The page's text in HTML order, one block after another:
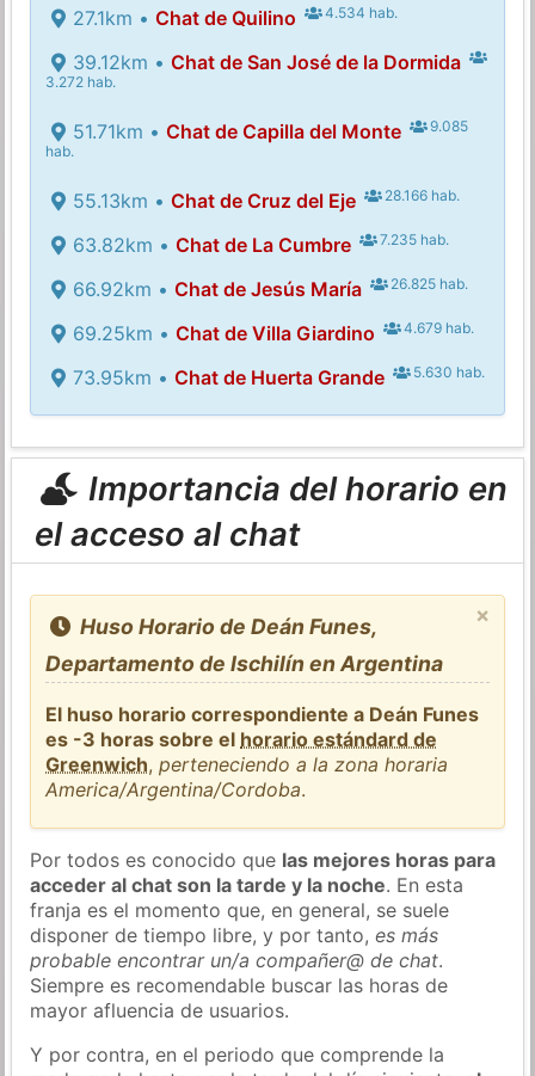
27.1km • Chat de Quilino 4.534 hab.
39.12km • Chat de San José de la Dormida
3.272 hab.
51.71km • Chat de Capilla del Monte
9.085
hab.
55.13km • Chat de Cruz del Eje 28.166 hab.
63.82km • Chat de La Cumbre 7.235 hab.
66.92km • Chat de Jesús María 26.825 hab.
69.25km • Chat de Villa Giardino 4.679 hab.
73.95km • Chat de Huerta Grande 5.630 hab.
Importancia del horario en
el acceso al chat
×
Huso Horario de Deán Funes,
Departamento de Ischilín en Argentina
El huso horario correspondiente a Deán Funes
es -3 horas sobre el horario estándard de
Greenwich,perteneciendo a la zona horaria
America/Argentina/Cordoba.
Por todos es conocido que las mejores horas para
acceder al chat son la tarde y la noche. En esta
franja es el momento que, en general, se suele
disponer de tiempo libre, y por tanto,es más
probable encontrar un/a compañer@ de chat.
Siempre es recomendable buscar las horas de
mayor afluencia de usuarios.
Y por contra, en el periodo que comprende la